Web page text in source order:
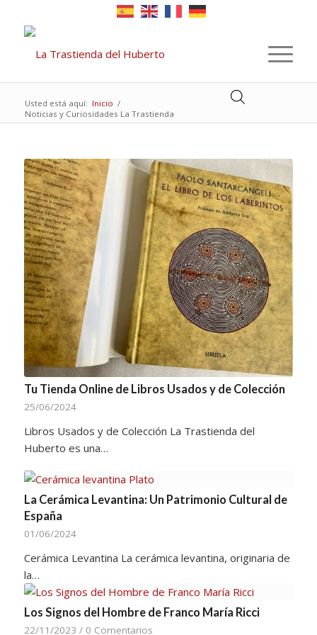
Usted está aquí: Inicio /
Noticias y Curiosidades La Trastienda
Tu Tienda Online de Libros Usados y de Colección
25/06/2024
Libros Usados y de Colección La Trastienda del
Huberto es una…
La Cerámica Levantina: Un Patrimonio Cultural de
España
01/06/2024
Cerámica Levantina La cerámica levantina, originaria de
la…
Los Signos del Hombre de Franco María Ricci
22/11/2023 / 0 Comentarios